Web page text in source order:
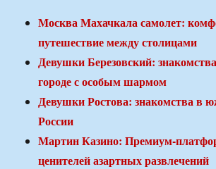
Москва Махачкала самолет:
путешествие между столицами
Девушки Березовский:
городе с особым шармом
Девушки Ростова: знакомства в
России
Мартин Казино: Премиум-
ценителей азартных развлечений